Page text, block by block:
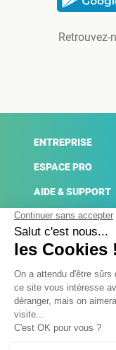
Retrouvez-
ENTREPRISE
ESPACE PRO
AIDE & SUPPORT
ACTUALITÉS